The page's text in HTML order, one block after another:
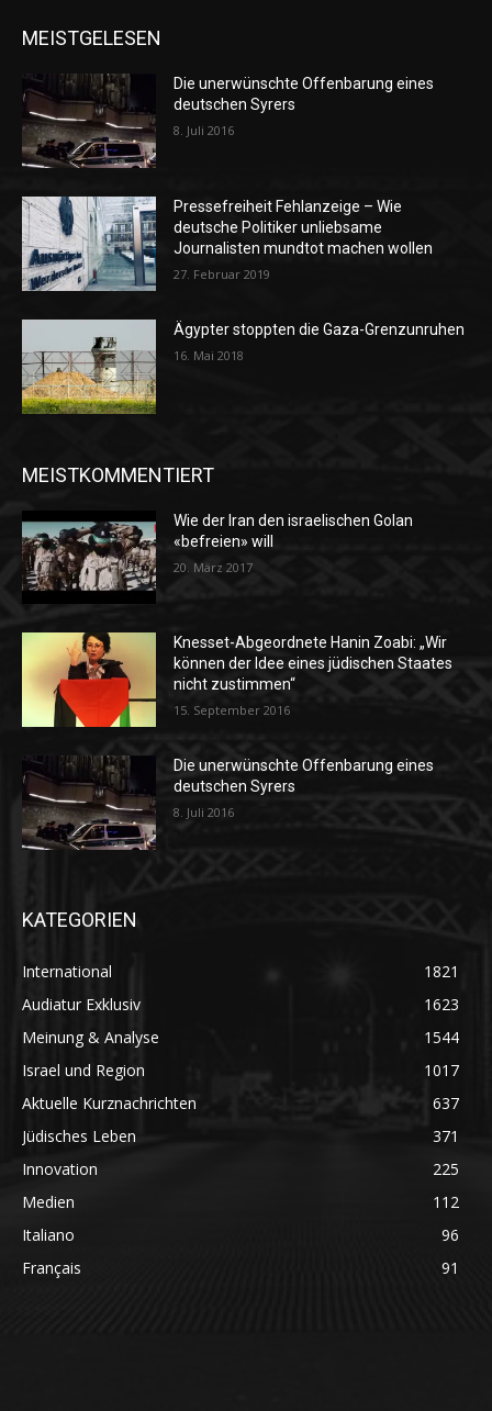
MEISTGELESEN
Die unerwünschte Offenbarung eines
deutschen Syrers
8. Juli 2016
Pressefreiheit Fehlanzeige – Wie
deutsche Politiker unliebsame
Journalisten mundtot machen wollen
27. Februar 2019
Ägypter stoppten die Gaza-Grenzunruhen
16. Mai 2018
MEISTKOMMENTIERT
Wie der Iran den israelischen Golan
«befreien» will
20. März 2017
Knesset-Abgeordnete Hanin Zoabi: „Wir
können der Idee eines jüdischen Staates
nicht zustimmen“
15. September 2016
Die unerwünschte Offenbarung eines
deutschen Syrers
8. Juli 2016
KATEGORIEN
International
1821
Audiatur Exklusiv
1623
Meinung & Analyse
1544
Israel und Region
1017
Aktuelle Kurznachrichten
637
Jüdisches Leben
371
Innovation
225
Medien
112
Italiano
96
Français
91